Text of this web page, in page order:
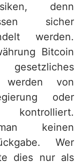
denn
sicher
werden.
Bitcoin
werden von
oder
keinen
Wer
dies nur als